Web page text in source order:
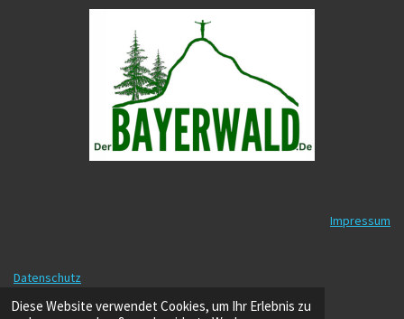
Diese Website verwendet Cookies, um Ihr Erlebnis zu
Impressum
Datenschutz